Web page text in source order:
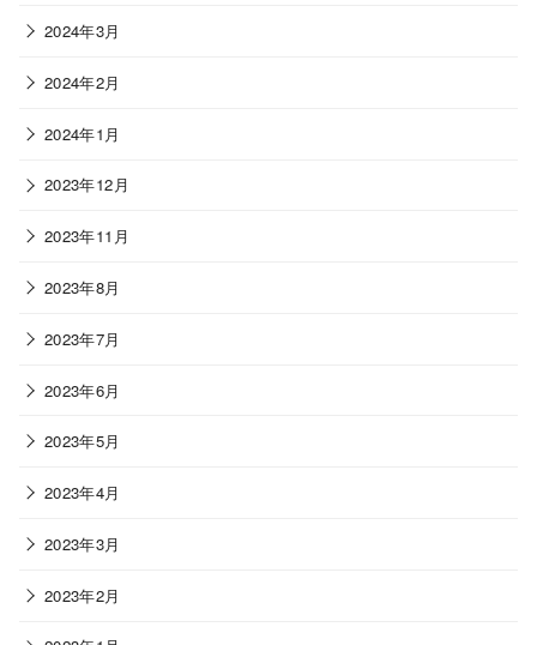
2024年3月
2024年2月
2024年1月
2023年12月
2023年11月
2023年8月
2023年7月
2023年6月
2023年5月
2023年4月
2023年3月
2023年2月